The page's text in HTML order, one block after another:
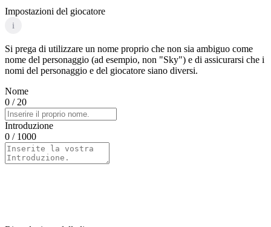
Impostazioni del giocatore
i
Si prega di utilizzare un nome proprio che non sia ambiguo come
nome del personaggio (ad esempio, non "Sky") e di assicurarsi che i
nomi del personaggio e del giocatore siano diversi.
Nome
0 / 20
Introduzione
0 / 1000